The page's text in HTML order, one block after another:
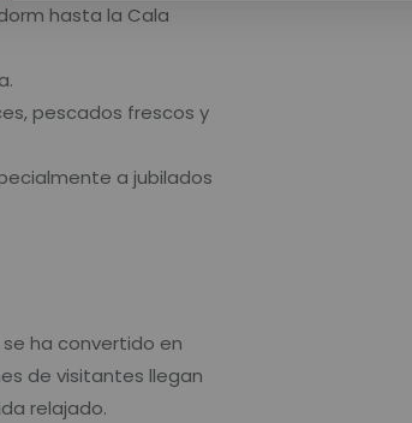
hasta la Cala
pescados frescos y
a jubilados
ha convertido en
de visitantes llegan
relajado.